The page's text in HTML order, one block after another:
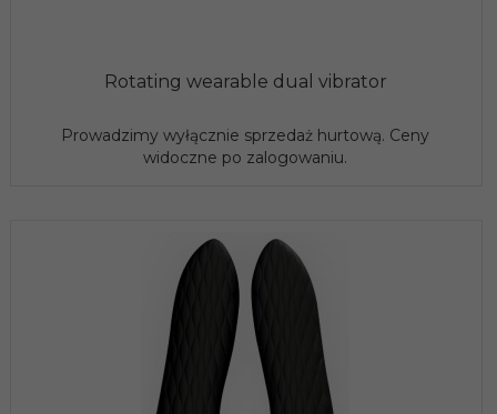
Rotating wearable dual vibrator
Prowadzimy wyłącznie sprzedaż hurtową. Ceny
widoczne po zalogowaniu.